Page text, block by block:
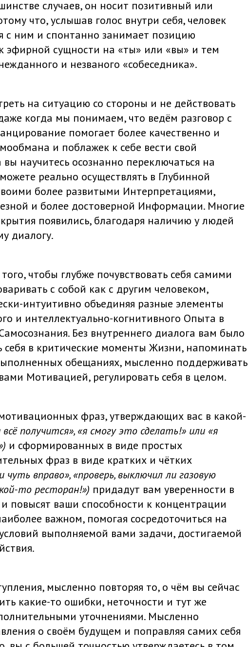
случаев, он носит позитивный или
что, услышав голос внутри себя, человек
с ним и спонтанно занимает позицию
эфирной сущности на «ты» или «вы» и тем
и незваного «собеседника».
на ситуацию со стороны и не действовать
когда мы понимаем, что ведём разговор с
помогает более качественно и
и поблажек к себе вести свой
научитесь осознанно переключаться на
реально осуществлять в Глубинной
более развитыми Интерпретациями,
и более достоверной Информации. Многие
появились, благодаря наличию у людей
диалогу.
чтобы глубже почувствовать себя самими
с собой как с другим человеком,
интуитивно объединяя разные элементы
и интеллектуально-когнитивного Опыта в
Без внутреннего диалога вам было
в критические моменты Жизни, напоминать
обещаниях, мысленно поддерживать
Мотивацией, регулировать себя в целом.
фраз, утверждающих вас в какой-
получится», «я смогу это сделать!» или «я
) и сформированных в виде простых
фраз в виде кратких и чётких
чуть вправо», «проверь, выключил ли газовую
то ресторан!») придадут вам уверенности в
повысят ваши способности к концентрации
важном, помогая сосредоточиться на
выполняемой вами задачи, достигаемой
мысленно повторяя то, о чём вы сейчас
какие-то ошибки, неточности и тут же
уточнениями. Мысленно
о своём будущем и поправляя самих себя